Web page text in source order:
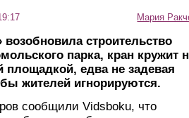
Мария
строительство
парка, кран кружит
площадкой, едва не задевая
жителей игнорируются.
сообщили Vidsboku, что